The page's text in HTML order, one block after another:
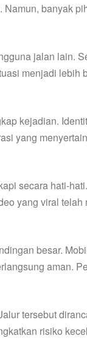
Namun, banyak
jalan lain.
menjadi lebih
kejadian.
yang
secara hati-
yang viral
besar.
aman.
tersebut
risiko